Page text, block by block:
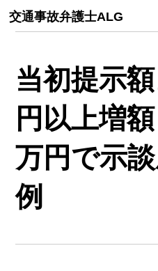
交通事故弁護士ALG
当初提示
円以上増
万円で示
例